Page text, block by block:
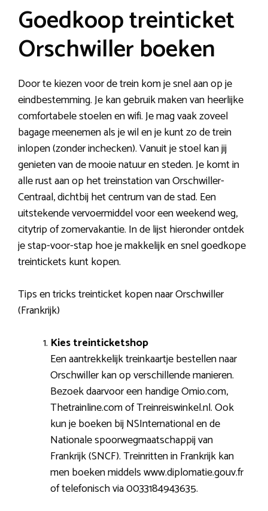
Goedkoop treinticket
Orschwiller boeken
Door te kiezen voor de trein kom je snel aan op je
eindbestemming. Je kan gebruik maken van heerlijke
comfortabele stoelen en wifi. Je mag vaak zoveel
bagage meenemen als je wil en je kunt zo de trein
inlopen (zonder inchecken). Vanuit je stoel kan jij
genieten van de mooie natuur en steden. Je komt in
alle rust aan op het treinstation van Orschwiller-
Centraal, dichtbij het centrum van de stad. Een
uitstekende vervoermiddel voor een weekend weg,
citytrip of zomervakantie. In de lijst hieronder ontdek
je stap-voor-stap hoe je makkelijk en snel goedkope
treintickets kunt kopen.
Tips en tricks treinticket kopen naar Orschwiller
(Frankrijk)
Kies treinticketshop
Een aantrekkelijk treinkaartje bestellen naar
Orschwiller kan op verschillende manieren.
Bezoek daarvoor een handige Omio.com,
Thetrainline.com of Treinreiswinkel.nl. Ook
kun je boeken bij NSInternational en de
Nationale spoorwegmaatschappij van
Frankrijk (SNCF). Treinritten in Frankrijk kan
men boeken middels www.diplomatie.gouv.fr
of telefonisch via 0033184943635.